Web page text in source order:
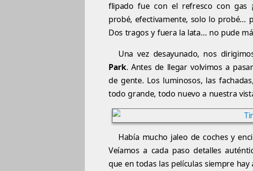
flipado fue con el refresco con gas
probé, efectivamente, solo lo probé…
Dos tragos y fuera la lata… no pude
Una vez desayunado, nos
Park. Antes de llegar volvimos a
de gente. Los luminosos, las
todo grande, todo nuevo a nuestra
Había mucho jaleo de coches y
Veíamos a cada paso detalles
que en todas las películas siempre